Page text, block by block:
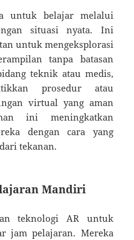
untuk belajar melalui
situasi nyata. Ini
untuk mengeksplorasi
tanpa batasan
teknik atau medis,
prosedur atau
virtual yang aman
ini meningkatkan
dengan cara yang
tekanan.
Mandiri
teknologi AR untuk
jam pelajaran. Mereka